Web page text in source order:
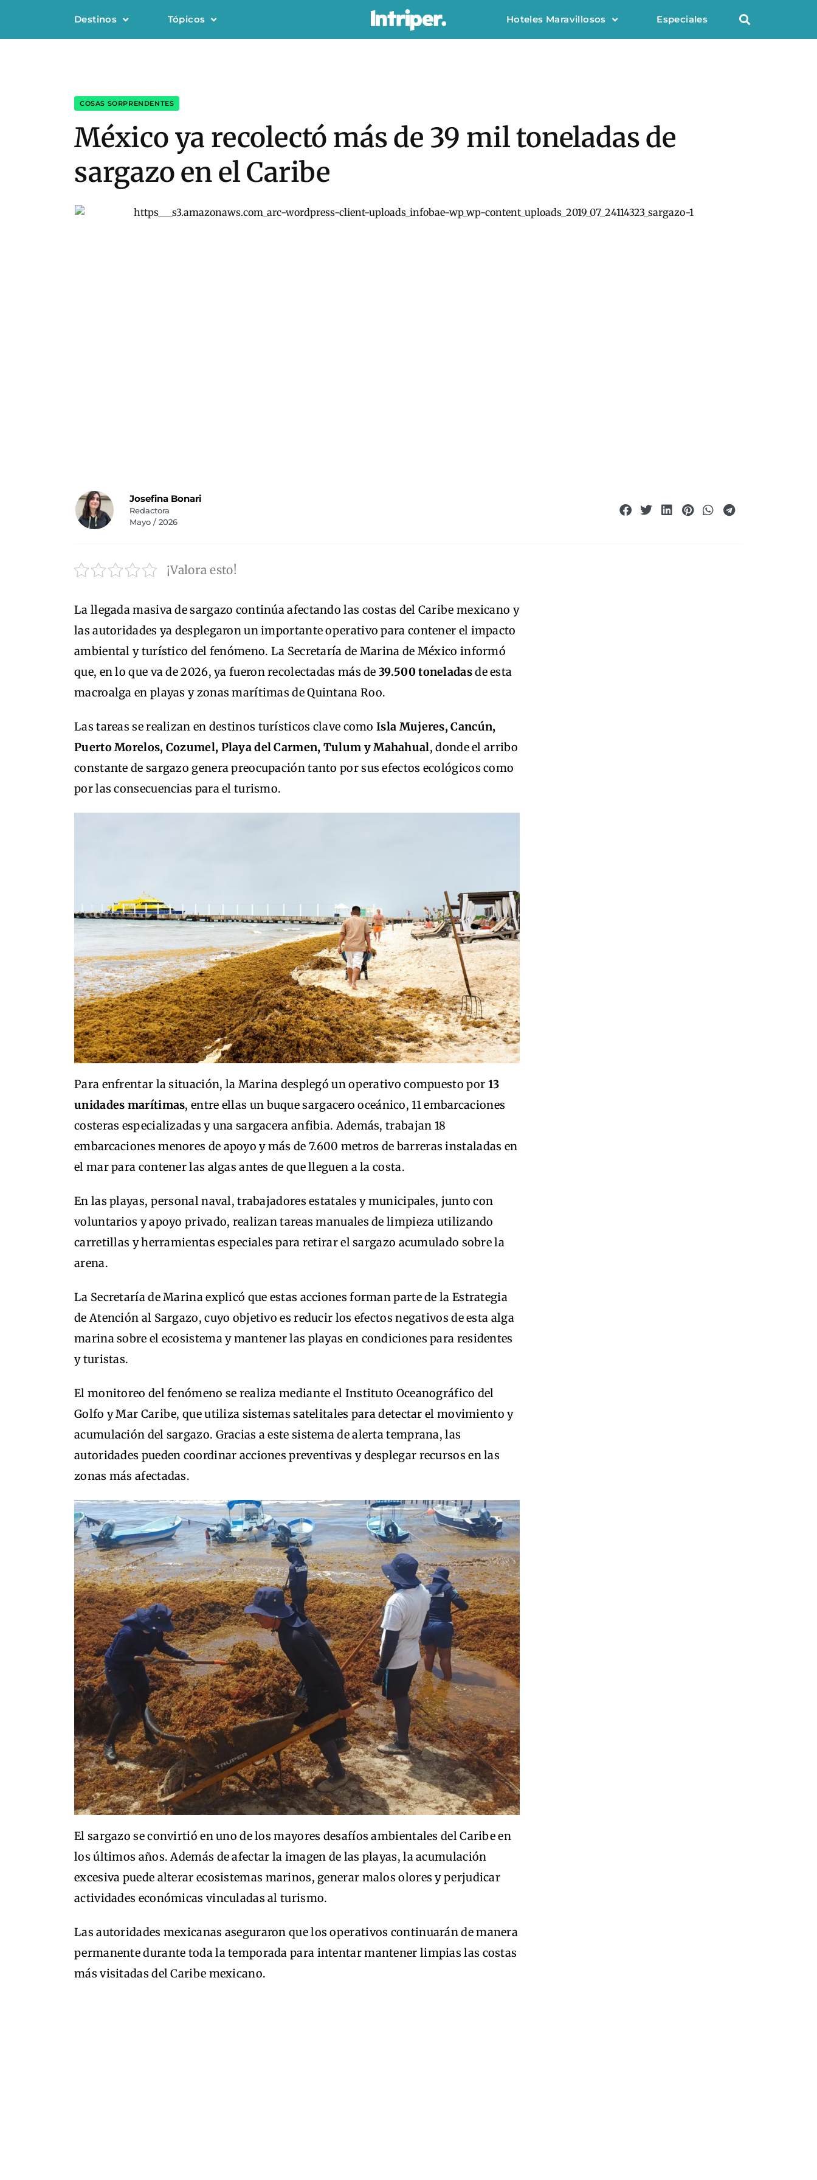
Destinos Tópicos Hoteles Maravillosos Especiales
COSAS SORPRENDENTES
México ya recolectó más de 39 mil toneladas de
sargazo en el Caribe
Josefina Bonari
Redactora
Mayo / 2026
¡Valora esto!
La llegada masiva de sargazo continúa afectando las costas del Caribe mexicano y
las autoridades ya desplegaron un importante operativo para contener el impacto
ambiental y turístico del fenómeno. La Secretaría de Marina de México informó
que, en lo que va de 2026, ya fueron recolectadas más de39.500 toneladasde esta
macroalga en playas y zonas marítimas de Quintana Roo.
Las tareas se realizan en destinos turísticos clave comoIsla Mujeres, Cancún,
Puerto Morelos, Cozumel, Playa del Carmen, Tulum y Mahahual, donde el arribo
constante de sargazo genera preocupación tanto por sus efectos ecológicos como
por las consecuencias para el turismo.
Para enfrentar la situación, la Marina desplegó un operativo compuesto por 13
unidades marítimas, entre ellas un buque sargacero oceánico, 11 embarcaciones
costeras especializadas y una sargacera anfibia. Además, trabajan 18
embarcaciones menores de apoyo y más de 7.600 metros de barreras instaladas en
el mar para contener las algas antes de que lleguen a la costa.
En las playas, personal naval, trabajadores estatales y municipales, junto con
voluntarios y apoyo privado, realizan tareas manuales de limpieza utilizando
carretillas y herramientas especiales para retirar el sargazo acumulado sobre la
arena.
La Secretaría de Marina explicó que estas acciones forman parte de la Estrategia
de Atención al Sargazo, cuyo objetivo es reducir los efectos negativos de esta alga
marina sobre el ecosistema y mantener las playas en condiciones para residentes
y turistas.
El monitoreo del fenómeno se realiza mediante el Instituto Oceanográfico del
Golfo y Mar Caribe, que utiliza sistemas satelitales para detectar el movimiento y
acumulación del sargazo. Gracias a este sistema de alerta temprana, las
autoridades pueden coordinar acciones preventivas y desplegar recursos en las
zonas más afectadas.
El sargazo se convirtió en uno de los mayores desafíos ambientales del Caribe en
los últimos años. Además de afectar la imagen de las playas, la acumulación
excesiva puede alterar ecosistemas marinos, generar malos olores y perjudicar
actividades económicas vinculadas al turismo.
Las autoridades mexicanas aseguraron que los operativos continuarán de manera
permanente durante toda la temporada para intentar mantener limpias las costas
más visitadas del Caribe mexicano.